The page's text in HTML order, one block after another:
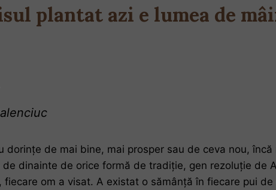
plantat azi e lumea de
dorințe de mai bine, mai prosper sau de ceva nou,
dinainte de orice formă de tradiție, gen rezoluție de
om a visat. A existat o sămânță în fiecare pui